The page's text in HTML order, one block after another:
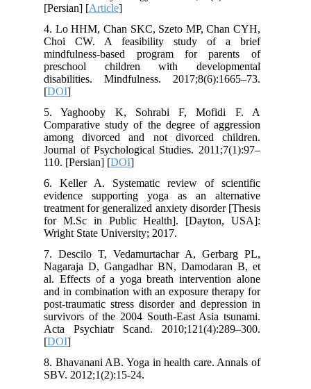
[Persian] [Article
4. Lo HHM, Chan SKC, Szeto MP, Chan CYH,
Choi CW. A feasibility study of a brief
mindfulness-based program for parents of
preschool children with developmental
disabilities. Mindfulness. 2017;8(6):1665–73.
[DOI
5. Yaghooby K, Sohrabi F, Mofidi F. A
Comparative study of the degree of aggression
among divorced and not divorced children.
Journal of Psychological Studies. 2011;7(1):97–
110. [Persian] [DOI
6. Keller A. Systematic review of scientific
evidence supporting yoga as an alternative
treatment for generalized anxiety disorder [Thesis
for M.Sc in Public Health]. [Dayton, USA]:
Wright State University; 2017.
7. Descilo T, Vedamurtachar A, Gerbarg PL,
Nagaraja D, Gangadhar BN, Damodaran B, et
al. Effects of a yoga breath intervention alone
and in combination with an exposure therapy for
post-traumatic stress disorder and depression in
survivors of the 2004 South-East Asia tsunami.
Acta Psychiatr Scand. 2010;121(4):289–300.
[DOI
8. Bhavanani AB. Yoga in health care. Annals of
SBV. 2012;1(2):15-24.